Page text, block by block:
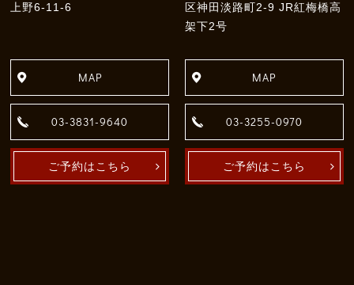
上野6-11-6
MAP
03-3831-9640
ご予約はこちら
区神田淡路町2-9 JR紅梅橋高
架下2号
MAP
03-3255-0970
ご予約はこちら